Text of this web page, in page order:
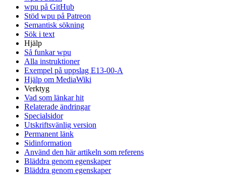
wpu på GitHub
Stöd wpu på Patreon
Semantisk sökning
Sök i text
Hjälp
Så funkar wpu
Alla instruktioner
Exempel på uppslag E13-00-A
Hjälp om MediaWiki
Verktyg
Vad som länkar hit
Relaterade ändringar
Specialsidor
Utskriftsvänlig version
Permanent länk
Sidinformation
Använd den här artikeln som referens
Bläddra genom egenskaper
Bläddra genom egenskaper